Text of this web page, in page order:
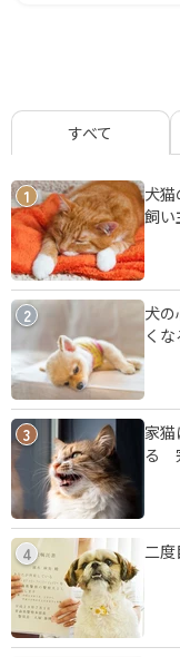
すべて
1
犬
飼い
2
犬
く
3
家
る
4 二度